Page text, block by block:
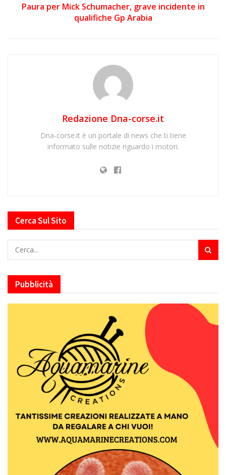
Paura per Mick Schumacher, grave incidente in
qualifiche Gp Arabia
Redazione Dna-corse.it
Dna-corse.it è un portale di news che ti tiene
informato sulle notizie riguardo i motori.
Cerca Sul Sito
Pubblicità